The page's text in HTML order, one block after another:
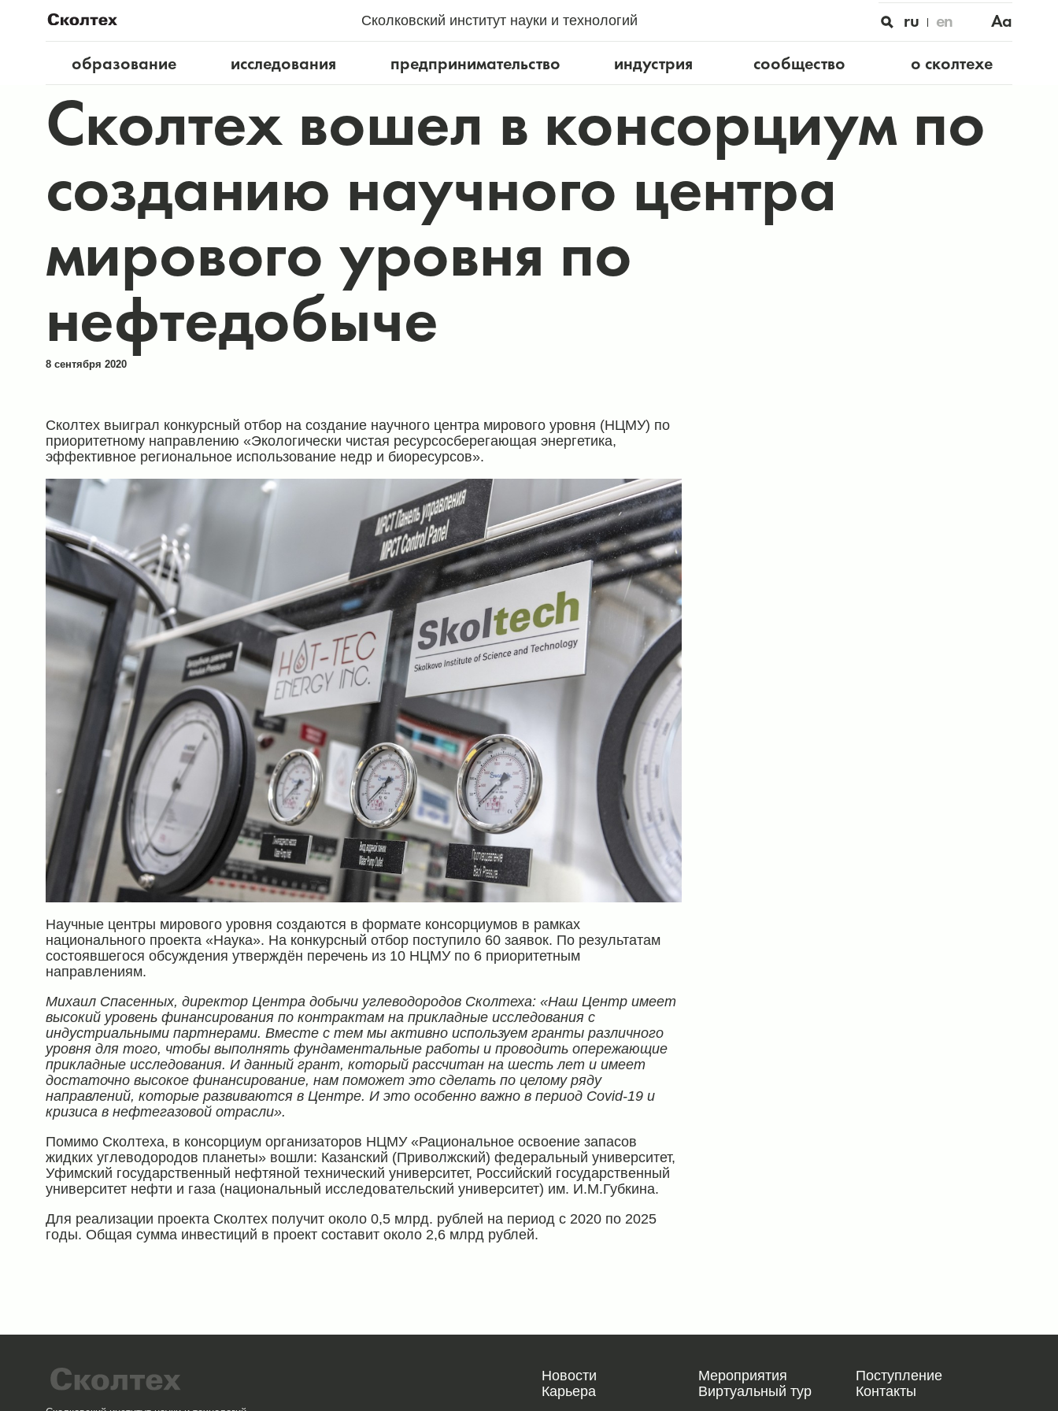
Сколковский институт науки и технологий ru en
Aa
образование
исследования предпринимательство индустрия сообщество о сколтехе
Cколтех вошел в консорциум по
созданию научного центра
мирового уровня по
нефтедобыче
8 сентября 2020
Сколтех выиграл конкурсный отбор на создание научного центра мирового уровня (НЦМУ) по
приоритетному направлению «Экологически чистая ресурсосберегающая энергетика,
эффективное региональное использование недр и биоресурсов».
Научные центры мирового уровня создаются в формате консорциумов в рамках
национального проекта «Наука». На конкурсный отбор поступило 60 заявок. По результатам
состоявшегося обсуждения утверждён перечень из 10 НЦМУ по 6 приоритетным
направлениям.
Михаил Спасенных, директор Центра добычи углеводородов Сколтеха: «Наш Центр имеет
высокий уровень финансирования по контрактам на прикладные исследования с
индустриальными партнерами. Вместе с тем мы активно используем гранты различного
уровня для того, чтобы выполнять фундаментальные работы и проводить опережающие
прикладные исследования. И данный грант, который рассчитан на шесть лет и имеет
достаточно высокое финансирование, нам поможет это сделать по целому ряду
направлений, которые развиваются в Центре. И это особенно важно в период Covid-19 и
кризиса в нефтегазовой отрасли».
Помимо Сколтеха, в консорциум организаторов НЦМУ «Рациональное освоение запасов
жидких углеводородов планеты» вошли: Казанский (Приволжский) федеральный университет,
Уфимский государственный нефтяной технический университет, Российский государственный
университет нефти и газа (национальный исследовательский университет) им. И.М.Губкина.
Для реализации проекта Сколтех получит около 0,5 млрд. рублей на период с 2020 по 2025
годы. Общая сумма инвестиций в проект составит около 2,6 млрд рублей.
Новости Мероприятия
Поступление
Карьера
Виртуальный тур Контакты